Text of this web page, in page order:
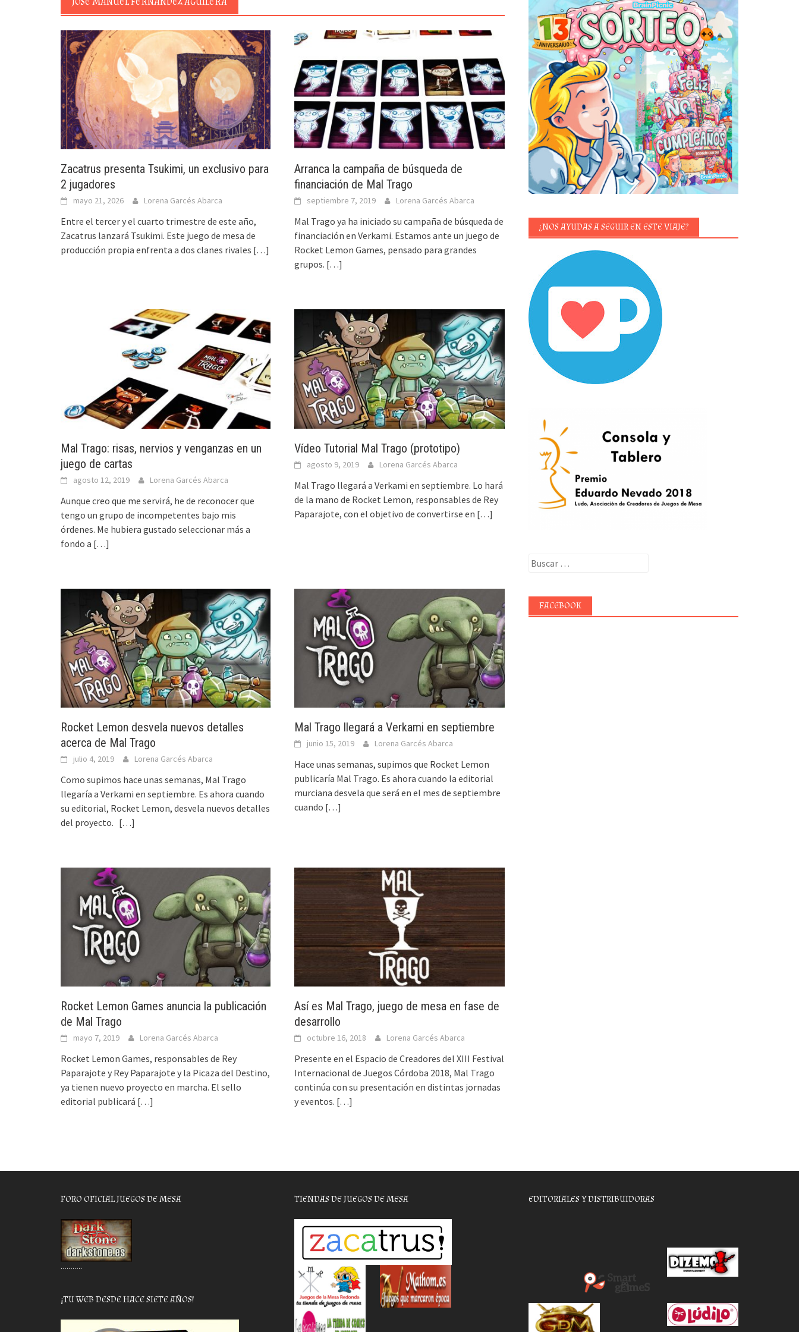
Zacatrus presenta Tsukimi, un exclusivo para
2 jugadores
mayo 21, 2026 Lorena Garcés Abarca
Entre el tercer y el cuarto trimestre de este año,
Zacatrus lanzará Tsukimi. Este juego de mesa de
producción propia enfrenta a dos clanes rivales […]
Arranca la campaña de búsqueda de
financiación de Mal Trago
septiembre 7, 2019 Lorena Garcés Abarca
Mal Trago ya ha iniciado su campaña de búsqueda de
financiación en Verkami. Estamos ante un juego de
Rocket Lemon Games, pensado para grandes
grupos. […]
Mal Trago: risas, nervios y venganzas en un
juego de cartas
agosto 12, 2019 Lorena Garcés Abarca
Aunque creo que me servirá, he de reconocer que
tengo un grupo de incompetentes bajo mis
órdenes. Me hubiera gustado seleccionar más a
fondo a […]
Vídeo Tutorial Mal Trago (prototipo)
agosto 9, 2019 Lorena Garcés Abarca
Mal Trago llegará a Verkami en septiembre. Lo hará
de la mano de Rocket Lemon, responsables de Rey
Paparajote, con el objetivo de convertirse en […]
Rocket Lemon desvela nuevos detalles
acerca de Mal Trago
julio 4, 2019 Lorena Garcés Abarca
Como supimos hace unas semanas, Mal Trago
llegaría a Verkami en septiembre. Es ahora cuando
su editorial, Rocket Lemon, desvela nuevos detalles
del proyecto. […]
Mal Trago llegará a Verkami en septiembre
junio 15, 2019 Lorena Garcés Abarca
Hace unas semanas, supimos que Rocket Lemon
publicaría Mal Trago. Es ahora cuando la editorial
murciana desvela que será en el mes de septiembre
cuando […]
Rocket Lemon Games anuncia la publicación
de Mal Trago
mayo 7, 2019 Lorena Garcés Abarca
Rocket Lemon Games, responsables de Rey
Paparajote y Rey Paparajote y la Picaza del Destino,
ya tienen nuevo proyecto en marcha. El sello
editorial publicará […]
Así es Mal Trago, juego de mesa en fase de
desarrollo
octubre 16, 2018 Lorena Garcés Abarca
Presente en el Espacio de Creadores del XIII Festival
Internacional de Juegos Córdoba 2018, Mal Trago
continúa con su presentación en distintas jornadas
y eventos. […]
¿NOS AYUDAS A SEGUIR EN ESTE VIAJE?
Buscar:
FACEBOOK
FORO OFICIAL JUEGOS DE MESA
………..
¡TU WEB DESDE HACE SIETE AÑOS!
TIENDAS DE JUEGOS DE MESA EDITORIALES Y DISTRIBUIDORAS